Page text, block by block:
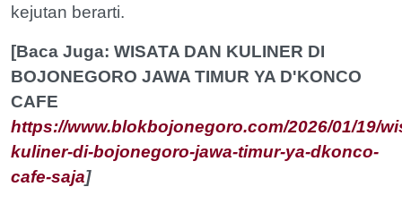
kejutan berarti.
[Baca Juga: WISATA DAN KULINER DI
BOJONEGORO JAWA TIMUR YA D'KONCO
CAFE
https://www.blokbojonegoro.com/2026/01/19/
kuliner-di-bojonegoro-jawa-timur-ya-dkonco-
cafe-saja]